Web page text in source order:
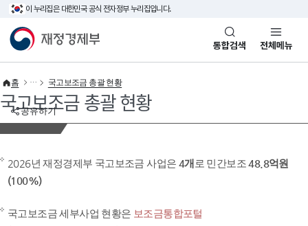
이 누리집은 대한민국 공식 전자정부 누리집입니다.
재정경제부(www.mofe.go.kr)통합검색 전체메뉴
공유하기
홈 국고보조금 총괄 현황
국고보조금 총괄 현황
2026년 재정경제부 국고보조금 사업은 4개 로 민간보조48.8억원
(100%)
국고보조금 세부사업 현황은 보조금통합포털